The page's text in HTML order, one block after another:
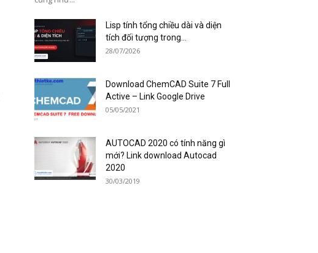
Lisp tính tổng chiều dài và diện
tích đối tượng trong...
28/07/2026
Download ChemCAD Suite 7 Full
Active – Link Google Drive
05/05/2021
AUTOCAD 2020 có tính năng gì
mới? Link download Autocad
2020
30/03/2019